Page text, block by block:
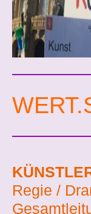
Regie /